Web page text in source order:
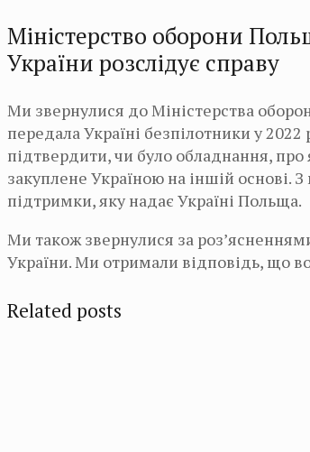
Міністерство оборони
України розслідує справу
Ми звернулися до Міністерства
передала Україні безпілотники у
підтвердити, чи було обладнання,
закуплене Україною на іншій основі.
підтримки, яку надає Україні Польща.
Ми також звернулися за
України. Ми отримали відповідь, що
Related posts